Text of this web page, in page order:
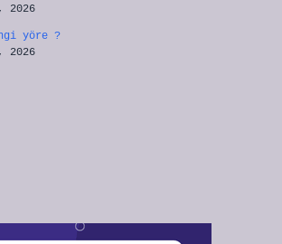
2026
yöre ?
2026